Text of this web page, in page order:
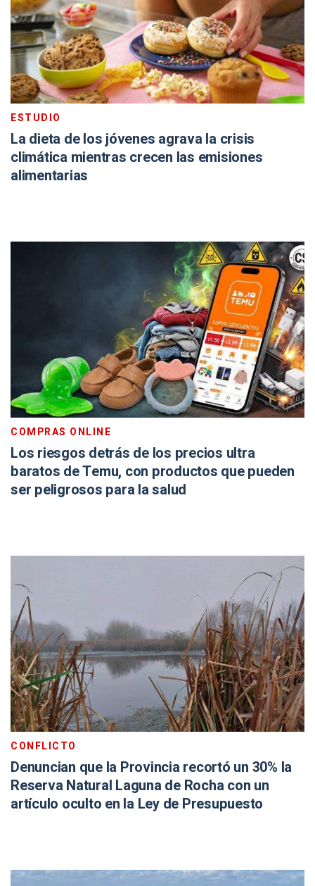
ESTUDIO
La dieta de los jóvenes agrava la crisis
climática mientras crecen las emisiones
alimentarias
COMPRAS ONLINE
Los riesgos detrás de los precios ultra
baratos de Temu, con productos que pueden
ser peligrosos para la salud
CONFLICTO
Denuncian que la Provincia recortó un 30% la
Reserva Natural Laguna de Rocha con un
artículo oculto en la Ley de Presupuesto